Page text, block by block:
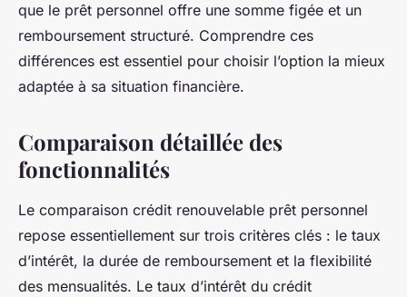
que le prêt personnel offre une somme figée et un
remboursement structuré. Comprendre ces
différences est essentiel pour choisir l’option la mieux
adaptée à sa situation financière.
Comparaison détaillée des
fonctionnalités
Le comparaison crédit renouvelable prêt personnel
repose essentiellement sur trois critères clés : le taux
d’intérêt, la durée de remboursement et la flexibilité
des mensualités. Le taux d’intérêt du crédit